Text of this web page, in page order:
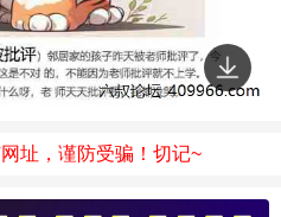
址，谨防受骗！切记~